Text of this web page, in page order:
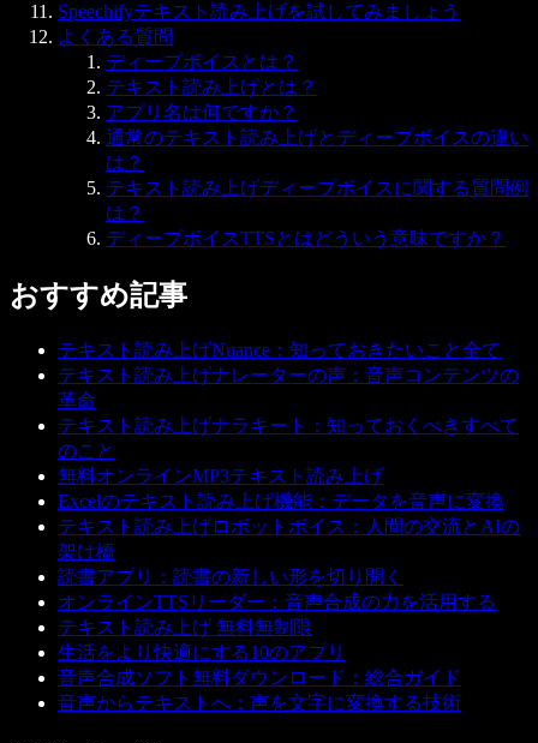
Speechifyテキスト読み上げを試してみましょう
よくある質問
ディープボイスとは？
テキスト読み上げとは？
アプリ名は何ですか？
通常のテキスト読み上げとディープボイスの違い
は？
テキスト読み上げディープボイスに関する質問例
は？
ディープボイスTTSとはどういう意味ですか？
おすすめ記事
テキスト読み上げNuance：知っておきたいこと全て
テキスト読み上げナレーターの声：音声コンテンツの
革命
テキスト読み上げナラキート：知っておくべきすべて
のこと
無料オンラインMP3テキスト読み上げ
Excelのテキスト読み上げ機能：データを音声に変換
テキスト読み上げロボットボイス：人間の交流とAIの
架け橋
読書アプリ：読書の新しい形を切り開く
オンラインTTSリーダー：音声合成の力を活用する
テキスト読み上げ 無料無制限
生活をより快適にする10のアプリ
音声合成ソフト無料ダウンロード：総合ガイド
音声からテキストへ：声を文字に変換する技術